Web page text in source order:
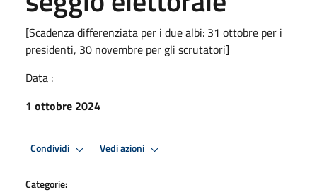
[Scadenza differenziata per i due albi: 31 ottobre per i
presidenti, 30 novembre per gli scrutatori]
Data :
1 ottobre 2024
Condividi Vedi azioni
Categorie: